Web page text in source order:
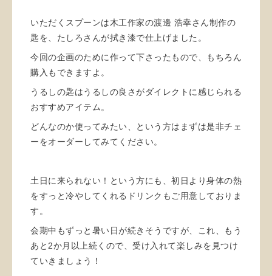
いただくスプーンは木工作家の渡邊 浩幸さん制作の
匙を、たしろさんが拭き漆で仕上げました。
今回の企画のために作って下さったもので、もちろん
購入もできますよ。
うるしの匙はうるしの良さがダイレクトに感じられる
おすすめアイテム。
どんなのか使ってみたい、という方はまずは是非チェ
ーをオーダーしてみてください。
土日に来られない！という方にも、初日より身体の熱
をすっと冷やしてくれるドリンクもご用意しておりま
す。
会期中もずっと暑い日が続きそうですが、これ、もう
あと2か月以上続くので、受け入れて楽しみを見つけ
ていきましょう！